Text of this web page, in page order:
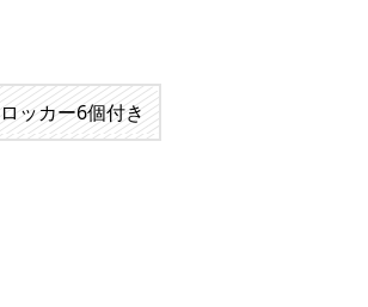
ロッカー6個付き